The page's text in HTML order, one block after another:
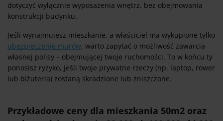
dotyczyć wyłącznie wyposażenia wnętrz, bez obejmowania
konstrukcji budynku.
Jeśli wynajmujesz mieszkanie, a właściciel ma wykupione tylko
ubezpieczenie murów, warto zapytać o możliwość zawarcia
własnej polisy – obejmującej twoje ruchomości. To w końcu ty
ponosisz ryzyko, jeśli twoje prywatne rzeczy (np. laptop, rower
lub biżuteria) zostaną skradzione lub zniszczone.
Przykładowe ceny dla mieszkania 50m2 oraz